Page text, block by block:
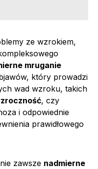
ze wzrokiem,
mruganie
który prowadzi
wad wzroku, takich
, czy
i odpowiednie
prawidłowego
zawsze nadmierne